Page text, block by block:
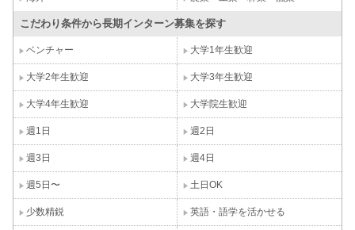
こだわり条件から長期インターン募集を探す
ベンチャー 大学1年生歓迎
大学2年生歓迎 大学3年生歓迎
大学4年生歓迎 大学院生歓迎
週1日 週2日
週3日 週4日
週5日〜 土日OK
少数精鋭 英語・語学を活かせる